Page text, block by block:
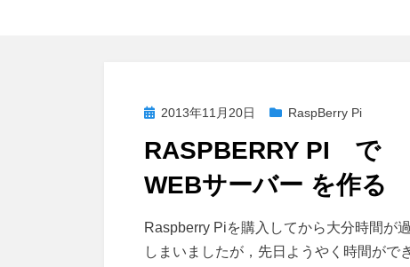
投
日:
2013年11月20日 RaspBerry Pi
RASPBERRY PI で
WEBサーバー を作る
投稿者さいこる
Raspberry
Pi
コメント
Raspberry Piを購入してから大分時間が
しまいましたが，先日ようやく時間がで